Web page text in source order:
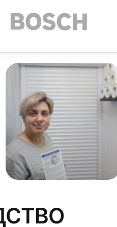
верен, если в проеме
5 см. Ширина
более
коммуникационных